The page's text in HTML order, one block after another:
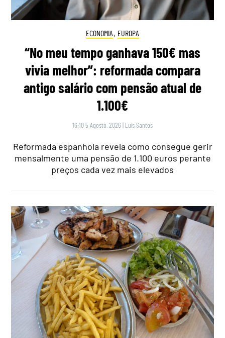
ECONOMIA , EUROPA
“No meu tempo ganhava 150€ mas
vivia melhor”: reformada compara
antigo salário com pensão atual de
1.100€
16:10 5 Agosto, 2026 | Luís Santos
Reformada espanhola revela como consegue gerir
mensalmente uma pensão de 1.100 euros perante
preços cada vez mais elevados